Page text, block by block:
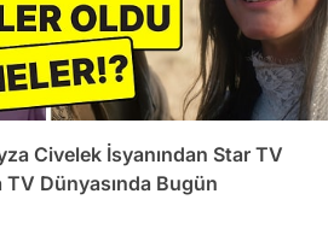
Civelek İsyanından Star TV
TV Dünyasında Bugün